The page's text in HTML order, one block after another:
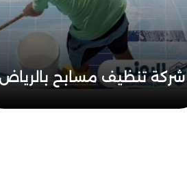
شركة تنظيف مسابح